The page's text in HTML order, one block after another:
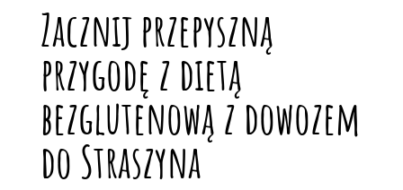
Zacznij przepyszną
przygodę z dietą
bezglutenową z dowozem
do Straszyna